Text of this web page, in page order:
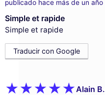
publicado hace más de un año
Simple et rapide
Simple et rapide
Traducir con Google
Alain B.